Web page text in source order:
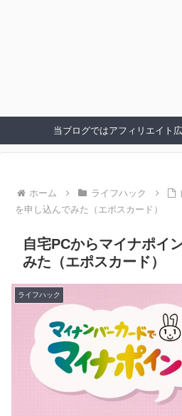
当ブログではアフィリエイト
ホーム ライフハック
を申し込んでみた（エポスカード）
自宅PCからマイナポイ
みた（エポスカード）
ライフハック